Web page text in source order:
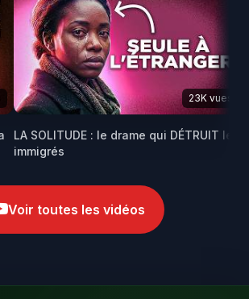
23K vues
LA SOLITUDE : le drame qui DÉTRUIT les
immigrés
Voir toutes les vidéos